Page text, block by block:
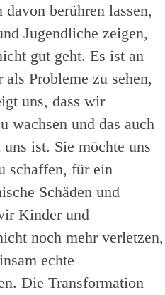
berühren lassen,
Jugendliche zeigen,
gut geht. Es ist an
Probleme zu sehen,
uns, dass wir
wachsen und das auch
ist. Sie möchte uns
schaffen, für ein
Schäden und
Kinder und
noch mehr verletzen,
echte
Die Transformation